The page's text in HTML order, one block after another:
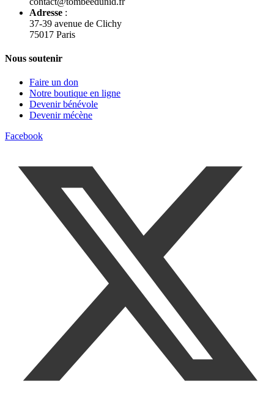
Adresse :
37-39 avenue de Clichy
75017 Paris
Nous soutenir
Faire un don
Notre boutique en ligne
Devenir bénévole
Devenir mécène
Facebook